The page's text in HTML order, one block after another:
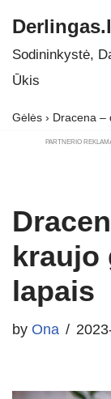
Skip
to
Sodininkystė,
Ūkis
Gėlės › Dracena –
PARTNERIO
kraujo
lapais
by Ona